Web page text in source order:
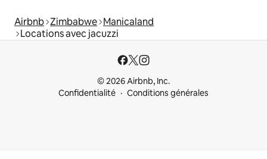
Airbnb Zimbabwe Manicaland
Locations avec jacuzzi
© 2026 Airbnb, Inc.
Confidentialité
Conditions générales